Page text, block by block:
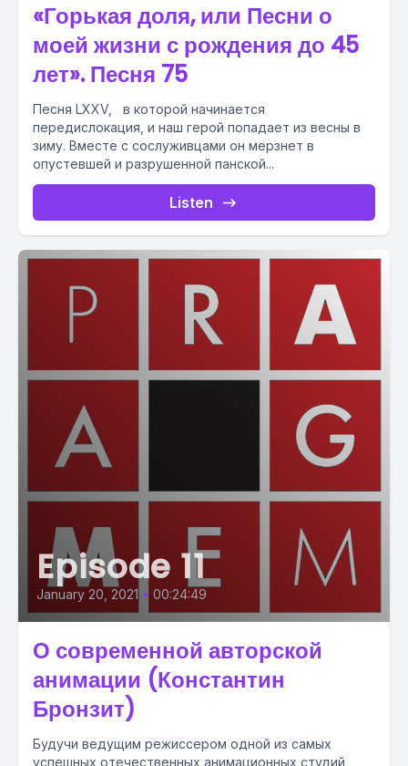
«Горькая доля, или Песни о
моей жизни с рождения до 45
лет». Песня 75
Песня LXXV, в которой начинается
передислокация, и наш герой попадает из весны в
зиму. Вместе с сослуживцами он мерзнет в
опустевшей и разрушенной панской...
Listen
Episode 11
January 20, 2021 • 00:24:49
О современной авторской
анимации (Константин
Бронзит)
Будучи ведущим режиссером одной из самых
успешных отечественных анимационных студий,